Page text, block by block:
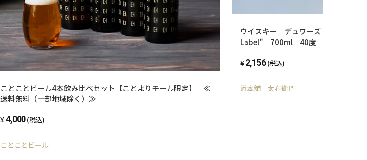
ことことビール4本飲み比べセット【ことよりモール限定】 ≪
送料無料（一部地域除く）≫
4,000 (税込)
ことことビール
ウイスキー デュワーズ ホワイト・
Label" 700ml 40度
2,156 (税込)
酒本舗 太右衛門